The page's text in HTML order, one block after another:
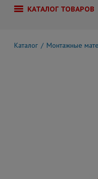
КАТАЛОГ ТОВАРОВ
Каталог Монтажные